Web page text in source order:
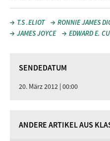
T.S .ELIOT RONNIE JAMES
JAMES JOYCE
EDWARD E.
SENDEDATUM
20. März 2012 | 00:00
ANDERE ARTIKEL AUS